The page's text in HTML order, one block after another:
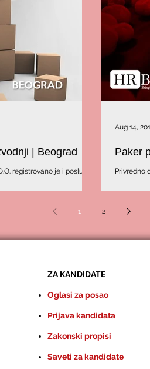
| Beograd
registrovano je i posluje
Paker
Privredno
Aug 14,
1 2
ZA KANDIDATE
Oglasi za posao
Prijava kandidata
Zakonski propisi
Saveti za kandidate